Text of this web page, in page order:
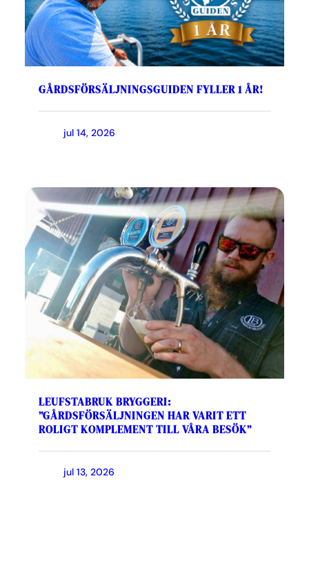
GÅRDSFÖRSÄLJNINGSGUIDEN FYLLER 1 ÅR!
jul 14, 2026
LEUFSTABRUK BRYGGERI:
”GÅRDSFÖRSÄLJNINGEN HAR VARIT ETT
ROLIGT KOMPLEMENT TILL VÅRA BESÖK”
jul 13, 2026